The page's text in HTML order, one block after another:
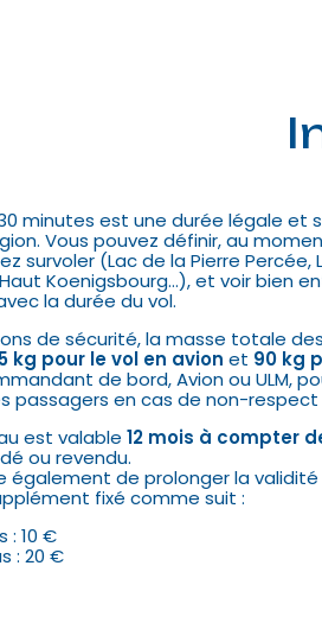
minutes est une durée légale et
Vous pouvez définir, au
survoler (Lac de la Pierre Percée,
Koenigsbourg…), et voir bien
la durée du vol.
de sécurité, la masse totale
kg pour le vol en avion et 90 kg
de bord, Avion ou ULM,
passagers en cas de non-
est valable 12 mois à compter
ou revendu.
également de prolonger la
fixé comme suit :
: 10 €
: 20 €